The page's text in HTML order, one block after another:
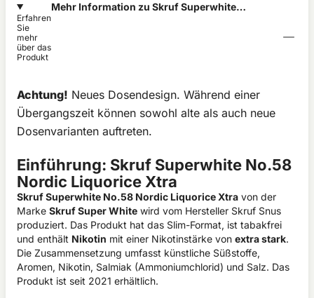
Mehr Information zu Skruf Superwhite
Erfahren
Sie
mehr
über das
Produkt
Achtung! Neues Dosendesign. Während einer
Übergangszeit können sowohl alte als auch neue
Dosenvarianten auftreten.
Einführung: Skruf Superwhite No.58
Nordic Liquorice Xtra
Skruf Superwhite No.58 Nordic Liquorice Xtra von der
Marke Skruf Super White wird vom Hersteller Skruf Snus
produziert. Das Produkt hat das Slim-Format, ist tabakfrei
und enthält Nikotin mit einer Nikotinstärke von extra stark.
Die Zusammensetzung umfasst künstliche Süßstoffe,
Aromen, Nikotin, Salmiak (Ammoniumchlorid) und Salz. Das
Produkt ist seit 2021 erhältlich.